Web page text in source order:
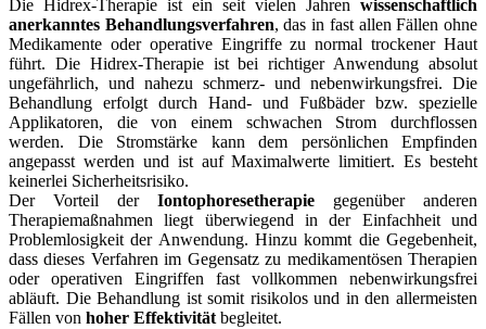
Die Hidrex-Therapie ist ein seit vielen Jahren wissenschaftlich
anerkanntes Behandlungsverfahren, das in fast allen Fällen ohne
Medikamente oder operative Eingriffe zu normal trockener Haut
führt. Die Hidrex-Therapie ist bei richtiger Anwendung absolut
ungefährlich, und nahezu schmerz- und nebenwirkungsfrei. Die
Behandlung erfolgt durch Hand- und Fußbäder bzw. spezielle
Applikatoren, die von einem schwachen Strom durchflossen
werden. Die Stromstärke kann dem persönlichen Empfinden
angepasst werden und ist auf Maximalwerte limitiert. Es besteht
keinerlei Sicherheitsrisiko.
Der Vorteil der Iontophoresetherapie gegenüber anderen
Therapiemaßnahmen liegt überwiegend in der Einfachheit und
Problemlosigkeit der Anwendung. Hinzu kommt die Gegebenheit,
dass dieses Verfahren im Gegensatz zu medikamentösen Therapien
oder operativen Eingriffen fast vollkommen nebenwirkungsfrei
abläuft. Die Behandlung ist somit risikolos und in den allermeisten
Fällen von hoher Effektivität begleitet.